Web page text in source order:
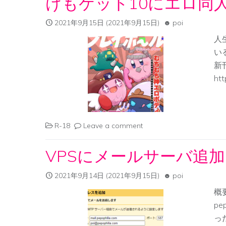
2021年9月15日 (2021年9月15日) poi
人
い
新
R-18 Leave a comment
VPSにメールサーバ追
2021年9月14日 (2021年9月15日) poi
概
っ